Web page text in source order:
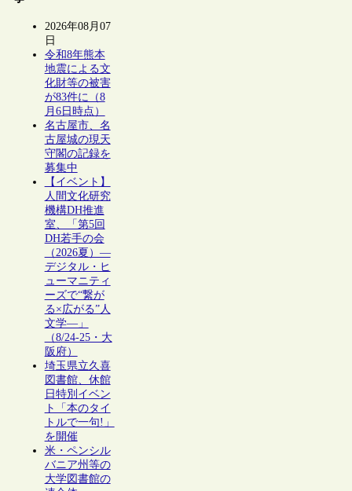
2026年08月07
日
令和8年熊本
地震による文
化財等の被害
が83件に（8
月6日時点）
名古屋市、名
古屋城の現天
守閣の記録を
募集中
【イベント】
人間文化研究
機構DH推進
室、「第5回
DH若手の会
（2026夏）―
デジタル・ヒ
ューマニティ
ーズで“繋が
る×広がる”人
文学―」
（8/24-25・大
阪府）
埼玉県立久喜
図書館、休館
日特別イベン
ト「本のタイ
トルで一句!」
を開催
米・ペンシル
バニア州等の
大学図書館の